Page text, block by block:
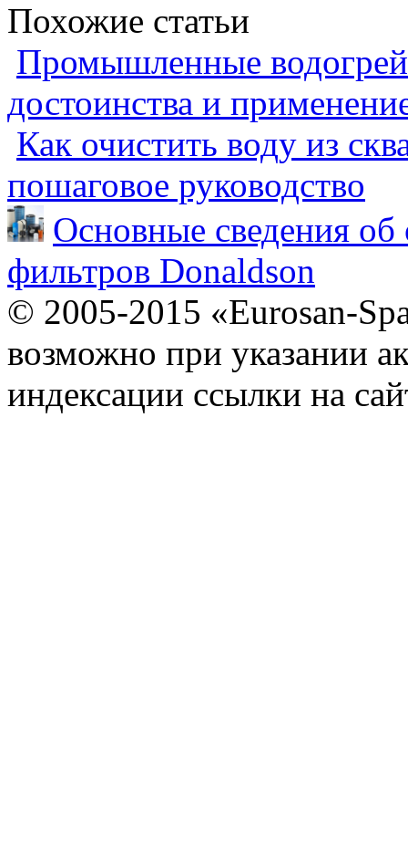
Похожие статьи
Промышленные
достоинства и
Как очистить воду из
пошаговое руководство
Основные сведения об
фильтров Donaldson
© 2005-2015 «Eurosan-
возможно при указании
индексации ссылки на